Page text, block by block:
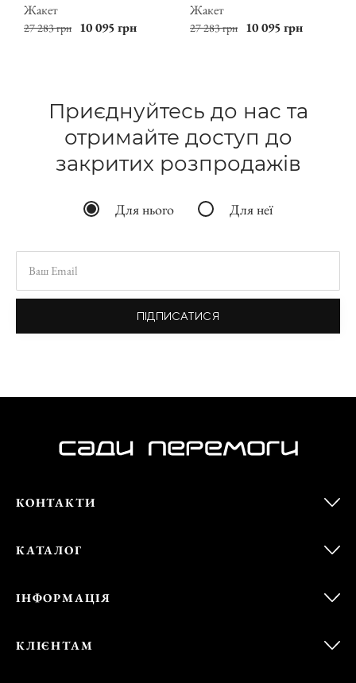
Жакет
27 283 грн 10 095 грн
Жакет
27 283 грн 10 095 грн
Приєднуйтесь до нас та
отримайте доступ до
закритих розпродажів
Для нього Для неї
ПІДПИСАТИСЯ
КОНТАКТИ
КАТАЛОГ
ІНФОРМАЦІЯ
КЛІЄНТАМ